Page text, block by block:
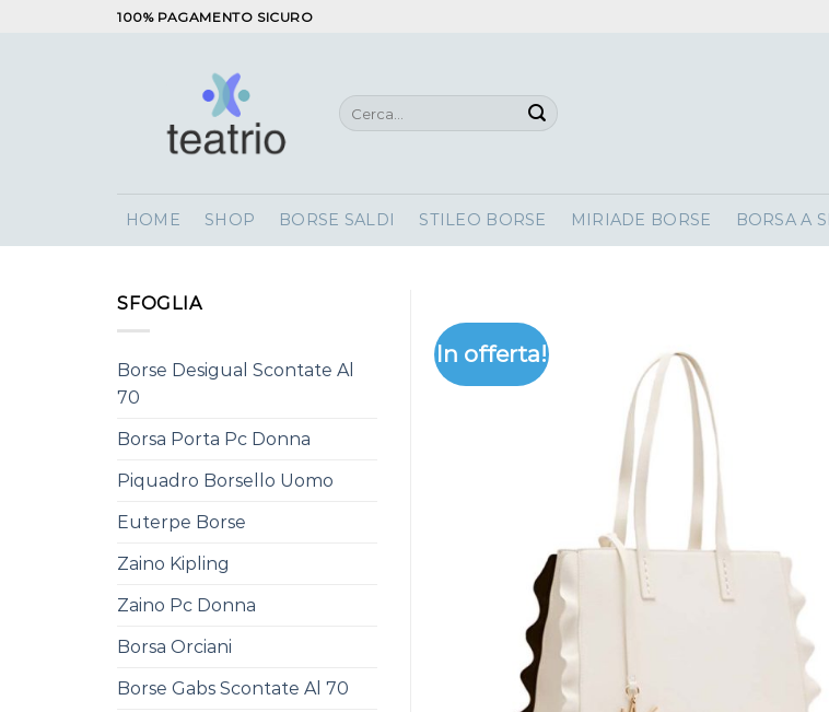
100% PAGAMENTO SICURO
Cerca:
HOME SHOP BORSE SALDI STILEO BORSE MIRIADE BORSE BORSA A
SFOGLIA
Borse Desigual Scontate Al
70
Borsa Porta Pc Donna
Piquadro Borsello Uomo
Euterpe Borse
Zaino Kipling
Zaino Pc Donna
Borsa Orciani
Borse Gabs Scontate Al 70
In offerta!